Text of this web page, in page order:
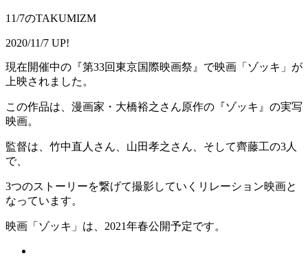
11/7のTAKUMIZM
2020/11/7 UP!
現在開催中の『第33回東京国際映画祭』で映画「ゾッキ」が
上映されました。
この作品は、漫画家・大橋裕之さん原作の『ゾッキ』の実写
映画。
監督は、竹中直人さん、山田孝之さん、そして齊藤工の3人
で、
3つのストーリーを繋げて撮影していくリレーション映画と
なっています。
映画「ゾッキ」は、2021年春公開予定です。